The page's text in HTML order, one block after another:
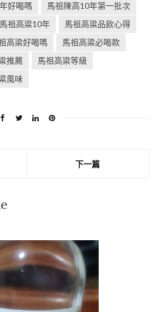
好喝嗎
馬祖陳高10年第一批次
馬祖高粱10年
馬祖高粱品飲心得
高粱好喝嗎
馬祖高粱必喝款
推薦
馬祖高粱等級
風味
下一篇